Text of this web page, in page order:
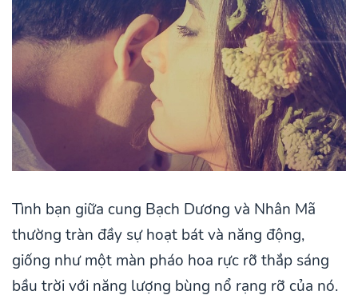
Tình bạn giữa cung Bạch Dương và Nhân Mã
thường tràn đầy sự hoạt bát và năng động,
giống như một màn pháo hoa rực rỡ thắp sáng
bầu trời với năng lượng bùng nổ rạng rỡ của nó.